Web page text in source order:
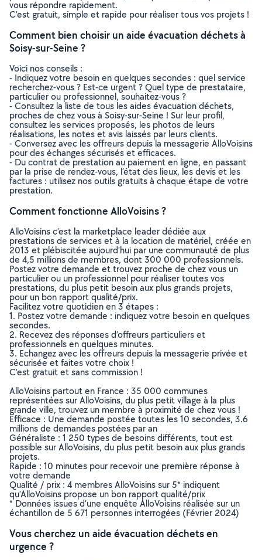
vous répondre rapidement.
C’est gratuit, simple et rapide pour réaliser tous vos projets !
Comment bien choisir un aide évacuation déchets à
Soisy-sur-Seine ?
Voici nos conseils :
- Indiquez votre besoin en quelques secondes : quel service
recherchez-vous ? Est-ce urgent ? Quel type de prestataire,
particulier ou professionnel, souhaitez-vous ?
- Consultez la liste de tous les aides évacuation déchets,
proches de chez vous à Soisy-sur-Seine ! Sur leur profil,
consultez les services proposés, les photos de leurs
réalisations, les notes et avis laissés par leurs clients.
- Conversez avec les offreurs depuis la messagerie AlloVoisins
pour des échanges sécurisés et efficaces.
- Du contrat de prestation au paiement en ligne, en passant
par la prise de rendez-vous, l’état des lieux, les devis et les
factures : utilisez nos outils gratuits à chaque étape de votre
prestation.
Comment fonctionne AlloVoisins ?
AlloVoisins c’est la marketplace leader dédiée aux
prestations de services et à la location de matériel, créée en
2013 et plébiscitée aujourd’hui par une communauté de plus
de 4,5 millions de membres, dont 300 000 professionnels.
Postez votre demande et trouvez proche de chez vous un
particulier ou un professionnel pour réaliser toutes vos
prestations, du plus petit besoin aux plus grands projets,
pour un bon rapport qualité/prix.
Facilitez votre quotidien en 3 étapes :
1. Postez votre demande : indiquez votre besoin en quelques
secondes.
2. Recevez des réponses d’offreurs particuliers et
professionnels en quelques minutes.
3. Echangez avec les offreurs depuis la messagerie privée et
sécurisée et faites votre choix !
C’est gratuit et sans commission !
AlloVoisins partout en France : 35 000 communes
représentées sur AlloVoisins, du plus petit village à la plus
grande ville, trouvez un membre à proximité de chez vous !
Efficace : Une demande postée toutes les 10 secondes, 3.6
millions de demandes postées par an
Généraliste : 1 250 types de besoins différents, tout est
possible sur AlloVoisins, du plus petit besoin aux plus grands
projets.
Rapide : 10 minutes pour recevoir une première réponse à
votre demande
Qualité / prix : 4 membres AlloVoisins sur 5* indiquent
qu’AlloVoisins propose un bon rapport qualité/prix
* Données issues d’une enquête AlloVoisins réalisée sur un
échantillon de 5 671 personnes interrogées (Février 2024)
Vous cherchez un aide évacuation déchets en
urgence ?